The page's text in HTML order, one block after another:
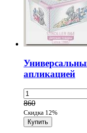
апликацией
860
Скидка 12%